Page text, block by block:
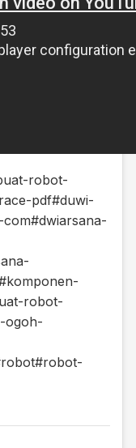
robot-
pdf#duwi-
com#dwiarsana-
robot-
ogoh-
#robot-